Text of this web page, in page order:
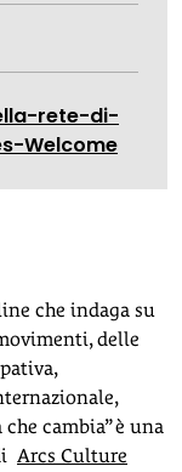
rete-di-
Welcome
che indaga su
delle
cambia” è una
Arcs Culture